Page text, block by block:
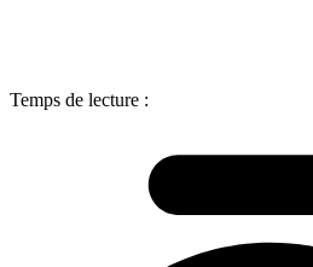
Temps de lecture :